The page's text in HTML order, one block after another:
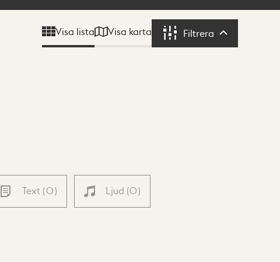
Visa lista Visa karta Filtrera Filtrera
Text (0) Ljud (0)